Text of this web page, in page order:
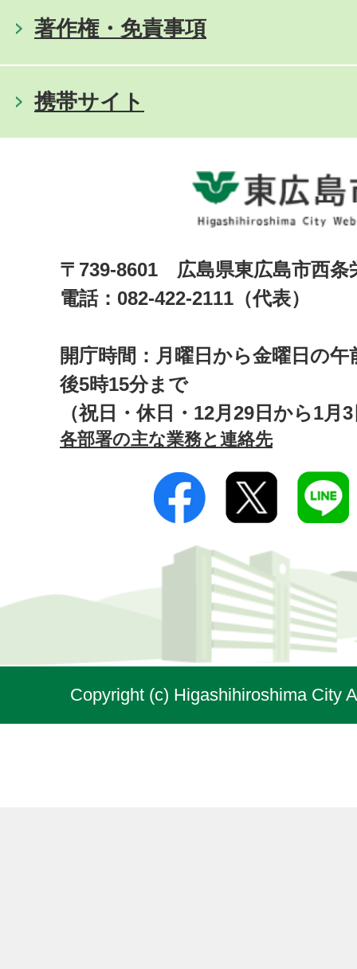
著作権・免責事項
携帯サイト
〒739-8601 広島県東広島市西
電話：082-422-2111（代表）
開庁時間：月曜日から金曜日の午
後5時15分まで
（祝日・休日・12月29日から1月
各部署の主な業務と連絡先
Copyright (c) Higashihiroshima City